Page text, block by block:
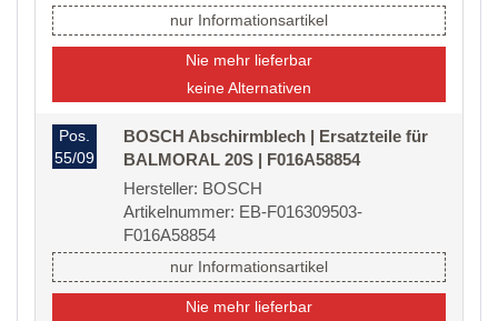
nur Informationsartikel
Nie mehr lieferbar
keine Alternativen
Pos.
55/09
BOSCH Abschirmblech | Ersatzteile für
BALMORAL 20S | F016A58854
Hersteller: BOSCH
Artikelnummer: EB-F016309503-
F016A58854
nur Informationsartikel
Nie mehr lieferbar